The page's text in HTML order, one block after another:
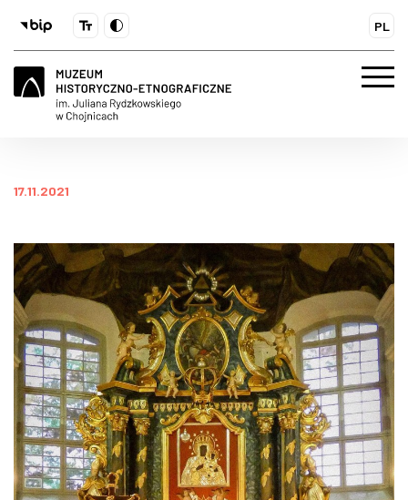
PL
17.11.2021